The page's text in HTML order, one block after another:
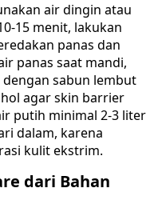
air dingin atau
15 menit, lakukan
panas dan
panas saat mandi,
sabun lembut
agar skin barrier
putih minimal 2-3 liter
dalam, karena
kulit ekstrim.
dari Bahan